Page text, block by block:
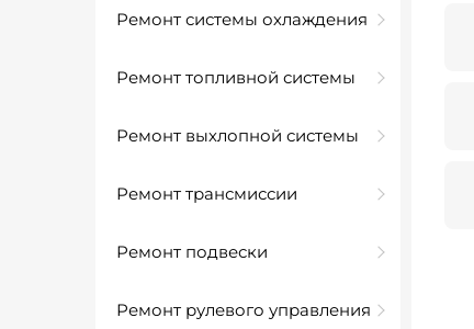
Ремонт системы охлаждения
Ремонт топливной системы
Ремонт выхлопной системы
Ремонт трансмиссии
Ремонт подвески
Ремонт рулевого управления